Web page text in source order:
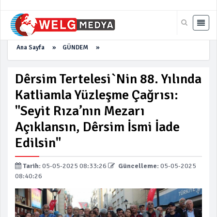
Ana Sayfa » GÜNDEM »
Dêrsim Tertelesi`nin 88. Yılında
Katliamla Yüzleşme Çağrısı:
"Seyit Rıza’nın Mezarı
Açıklansın, Dêrsim İsmi İade
Edilsin"
Tarih:05-05-2025 08:33:26 Güncelleme:05-05-2025
08:40:26